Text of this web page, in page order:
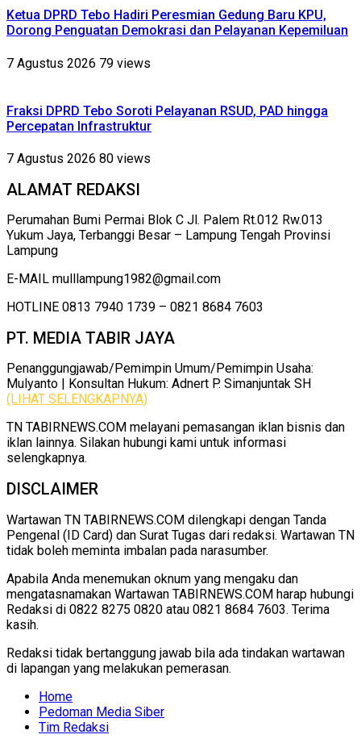
Ketua DPRD Tebo Hadiri Peresmian Gedung Baru KPU,
Dorong Penguatan Demokrasi dan Pelayanan Kepemiluan
7 Agustus 2026 79 views
Fraksi DPRD Tebo Soroti Pelayanan RSUD, PAD hingga
Percepatan Infrastruktur
7 Agustus 2026 80 views
ALAMAT REDAKSI
Perumahan Bumi Permai Blok C Jl. Palem Rt.012 Rw.013
Yukum Jaya, Terbanggi Besar – Lampung Tengah Provinsi
Lampung
E-MAIL mulllampung1982@gmail.com
HOTLINE 0813 7940 1739 – 0821 8684 7603
PT. MEDIA TABIR JAYA
Penanggungjawab/Pemimpin Umum/Pemimpin Usaha:
Mulyanto | Konsultan Hukum: Adnert P. Simanjuntak SH
(LIHAT SELENGKAPNYA)
TN TABIRNEWS.COM melayani pemasangan iklan bisnis dan
iklan lainnya. Silakan hubungi kami untuk informasi
selengkapnya.
DISCLAIMER
Wartawan TN TABIRNEWS.COM dilengkapi dengan Tanda
Pengenal (ID Card) dan Surat Tugas dari redaksi. Wartawan TN
tidak boleh meminta imbalan pada narasumber.
Apabila Anda menemukan oknum yang mengaku dan
mengatasnamakan Wartawan TABIRNEWS.COM harap hubungi
Redaksi di 0822 8275 0820 atau 0821 8684 7603. Terima
kasih.
Redaksi tidak bertanggung jawab bila ada tindakan wartawan
di lapangan yang melakukan pemerasan.
Home
Pedoman Media Siber
Tim Redaksi